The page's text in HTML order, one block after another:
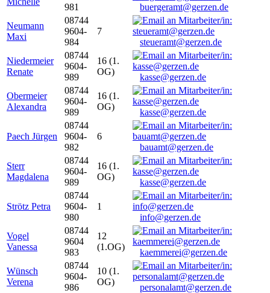
981
buergeramt@gerzen.de
Neumann
Maxi
08744
9604-
984
7
steueramt@gerzen.de
Niedermeier
Renate
08744
9604-
989
16 (1.
OG)
kasse@gerzen.de
Obermeier
Alexandra
08744
9604-
989
16 (1.
OG)
kasse@gerzen.de
Paech Jürgen
08744
9604-
982
6
bauamt@gerzen.de
Sterr
Magdalena
08744
9604-
989
16 (1.
OG)
kasse@gerzen.de
Strötz Petra
08744
9604-
980
1
info@gerzen.de
Vogel
Vanessa
08744
9604
983
12
(1.OG)
kaemmerei@gerzen.de
Wünsch
Verena
08744
9604-
986
10 (1.
OG)
personalamt@gerzen.de